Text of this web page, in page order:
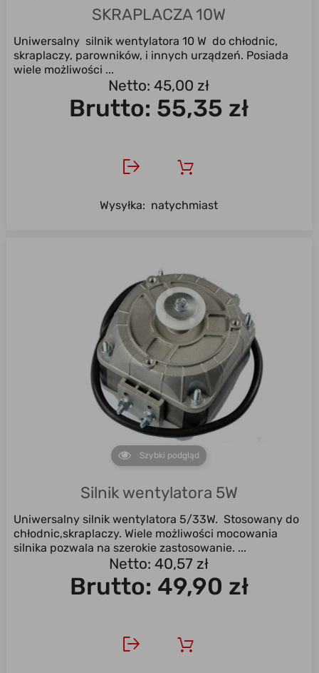
SKRAPLACZA 10W
Uniwersalny silnik wentylatora 10 W do chłodnic,
skraplaczy, parowników, i innych urządzeń. Posiada
wiele możliwości ...
Netto: 45,00 zł
Brutto: 55,35 zł
Wysyłka: natychmiast
Szybki podgląd
Silnik wentylatora 5W
Uniwersalny silnik wentylatora 5/33W. Stosowany do
chłodnic,skraplaczy. Wiele możliwości mocowania
silnika pozwala na szerokie zastosowanie. ...
Netto: 40,57 zł
Brutto: 49,90 zł